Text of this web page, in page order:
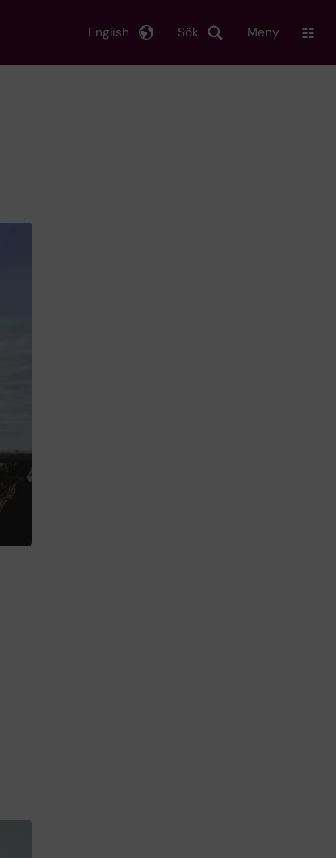
Sök
English Meny